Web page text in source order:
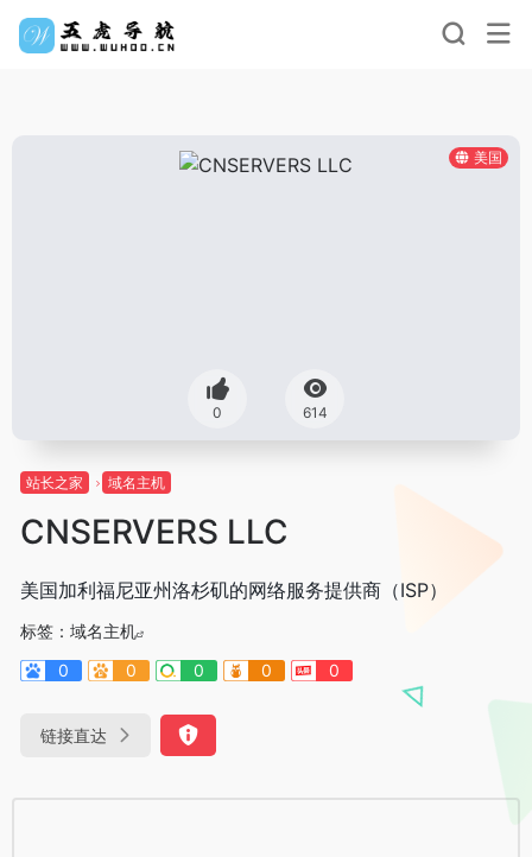
美国
0 614
站长之家 域名主机
CNSERVERS LLC
美国加利福尼亚州洛杉矶的网络服务提供商（ISP）
标签： 域名主机
0
0 0 0 0
链接直达